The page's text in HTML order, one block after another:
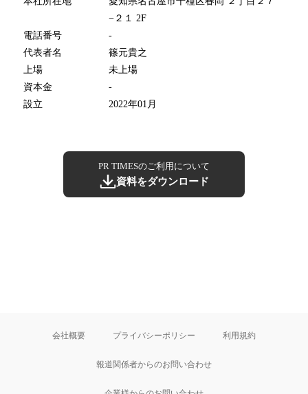
−２１ 2F
電話番号
-
代表者名
篠元貴之
上場
未上場
資本金
-
設立
2022年01月
PR TIMESのご利用について
資料をダウンロード
会社概要 プライバシーポリシー 利用規約
報道関係者からのお問い合わせ